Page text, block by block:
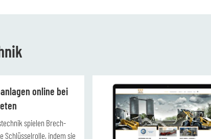
online bei
spielen Brech-
Schlüsselrolle, indem sie